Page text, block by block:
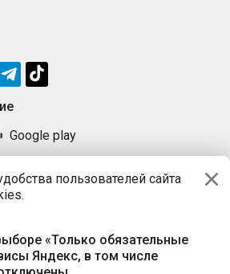
пользователей сайта
«Только обязательные
Яндекс, в том числе
Google play
ООО «ПРАЦА БАЙ»
220114, г. Минск, пр-т Независимости